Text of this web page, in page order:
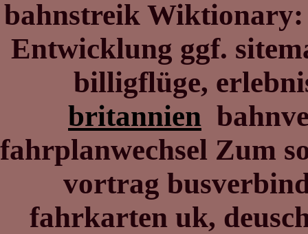
bahnstreik Wiktionary:
Entwicklung ggf.
billigflüge,
britannien
fahrplanwechsel Zum
vortrag
fahrkarten uk,